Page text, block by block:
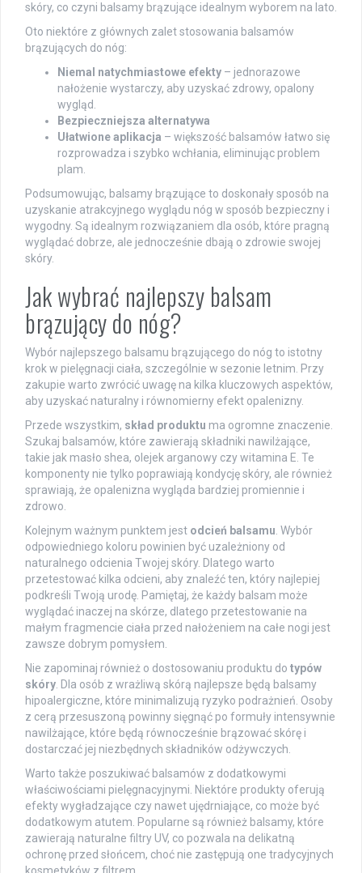
skóry, co czyni balsamy brązujące idealnym wyborem na lato.
Oto niektóre z głównych zalet stosowania balsamów
brązujących do nóg:
Niemal natychmiastowe efekty – jednorazowe
nałożenie wystarczy, aby uzyskać zdrowy, opalony
wygląd.
Bezpieczniejsza alternatywa
Ułatwione aplikacja – większość balsamów łatwo się
rozprowadza i szybko wchłania, eliminując problem
plam.
Podsumowując, balsamy brązujące to doskonały sposób na
uzyskanie atrakcyjnego wyglądu nóg w sposób bezpieczny i
wygodny. Są idealnym rozwiązaniem dla osób, które pragną
wyglądać dobrze, ale jednocześnie dbają o zdrowie swojej
skóry.
Jak wybrać najlepszy balsam
brązujący do nóg?
Wybór najlepszego balsamu brązującego do nóg to istotny
krok w pielęgnacji ciała, szczególnie w sezonie letnim. Przy
zakupie warto zwrócić uwagę na kilka kluczowych aspektów,
aby uzyskać naturalny i równomierny efekt opalenizny.
Przede wszystkim, skład produktu ma ogromne znaczenie.
Szukaj balsamów, które zawierają składniki nawilżające,
takie jak masło shea, olejek arganowy czy witamina E. Te
komponenty nie tylko poprawiają kondycję skóry, ale również
sprawiają, że opalenizna wygląda bardziej promiennie i
zdrowo.
Kolejnym ważnym punktem jest odcień balsamu. Wybór
odpowiedniego koloru powinien być uzależniony od
naturalnego odcienia Twojej skóry. Dlatego warto
przetestować kilka odcieni, aby znaleźć ten, który najlepiej
podkreśli Twoją urodę. Pamiętaj, że każdy balsam może
wyglądać inaczej na skórze, dlatego przetestowanie na
małym fragmencie ciała przed nałożeniem na całe nogi jest
zawsze dobrym pomysłem.
Nie zapominaj również o dostosowaniu produktu do typów
skóry. Dla osób z wrażliwą skórą najlepsze będą balsamy
hipoalergiczne, które minimalizują ryzyko podrażnień. Osoby
z cerą przesuszoną powinny sięgnąć po formuły intensywnie
nawilżające, które będą równocześnie brązować skórę i
dostarczać jej niezbędnych składników odżywczych.
Warto także poszukiwać balsamów z dodatkowymi
właściwościami pielęgnacyjnymi. Niektóre produkty oferują
efekty wygładzające czy nawet ujędrniające, co może być
dodatkowym atutem. Popularne są również balsamy, które
zawierają naturalne filtry UV, co pozwala na delikatną
ochronę przed słońcem, choć nie zastępują one tradycyjnych